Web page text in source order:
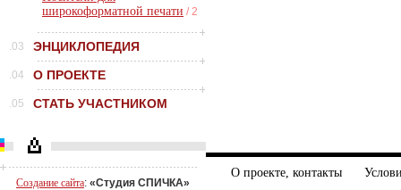
широкоформатной печати / 2
.03 ЭНЦИКЛОПЕДИЯ
.04 О ПРОЕКТЕ
.05 СТАТЬ УЧАСТНИКОМ
Создание сайта: «Студия СПИЧКА»
О проекте, контакты